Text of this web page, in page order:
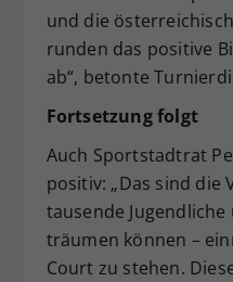
und die
runden das positive
ab“, betonte
Fortsetzung folgt
Auch Sportstadtrat
positiv: „Das sind die
tausende Jugendliche
träumen können –
Court zu stehen.